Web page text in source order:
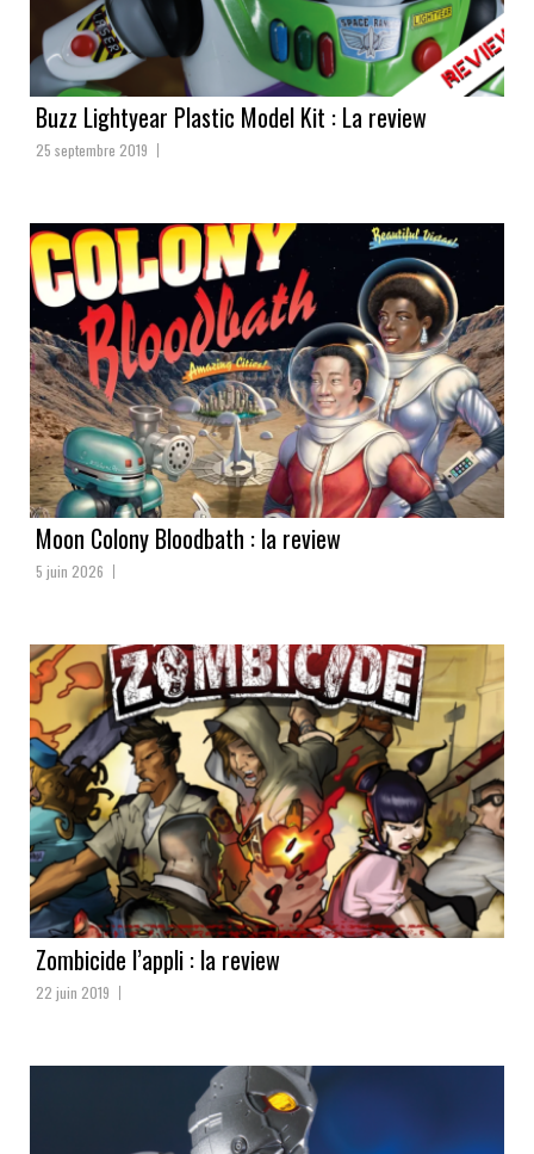
Buzz Lightyear Plastic Model Kit : La review
25 septembre 2019
Moon Colony Bloodbath : la review
5 juin 2026
Zombicide l’appli : la review
22 juin 2019